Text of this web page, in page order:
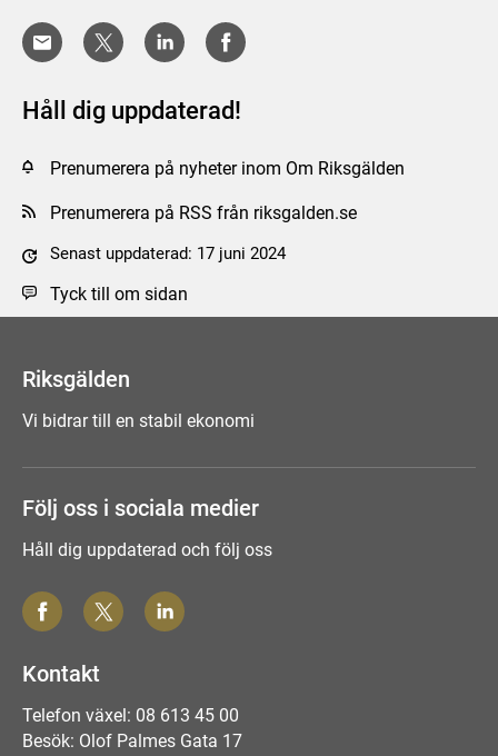
Håll dig uppdaterad!
Prenumerera på nyheter inom Om Riksgälden
Prenumerera på RSS från riksgalden.se
Senast uppdaterad: 17 juni 2024
Tyck till om sidan
Riksgälden
Vi bidrar till en stabil ekonomi
Följ oss i sociala medier
Håll dig uppdaterad och följ oss
Kontakt
Telefon växel: 08 613 45 00
Besök: Olof Palmes Gata 17